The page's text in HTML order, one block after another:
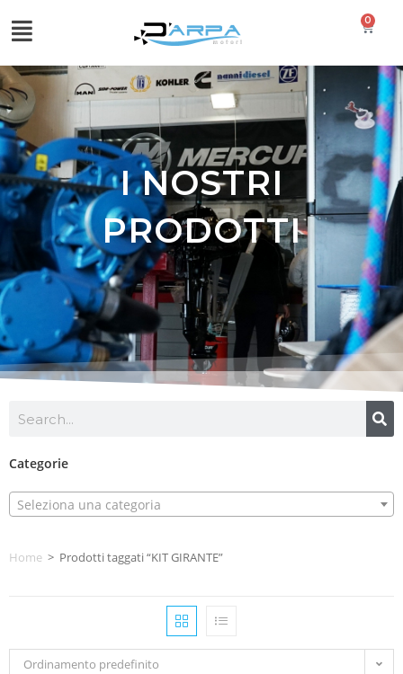
0
I NOSTRI
PRODOTTI
Categorie
Seleziona una categoria
Home > Prodotti taggati “KIT GIRANTE”
Ordinamento predefinito